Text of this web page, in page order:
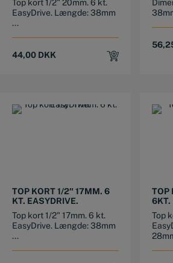
Top kort 1/2" 20mm. 6 kt.
EasyDrive. Længde: 38mm
...
44,00 DKK
TOP KORT 1/2″ 17MM. 6
KT. EASYDRIVE.
Top kort 1/2" 17mm. 6 kt.
EasyDrive. Længde: 38mm
...
TOP
6KT.
Top